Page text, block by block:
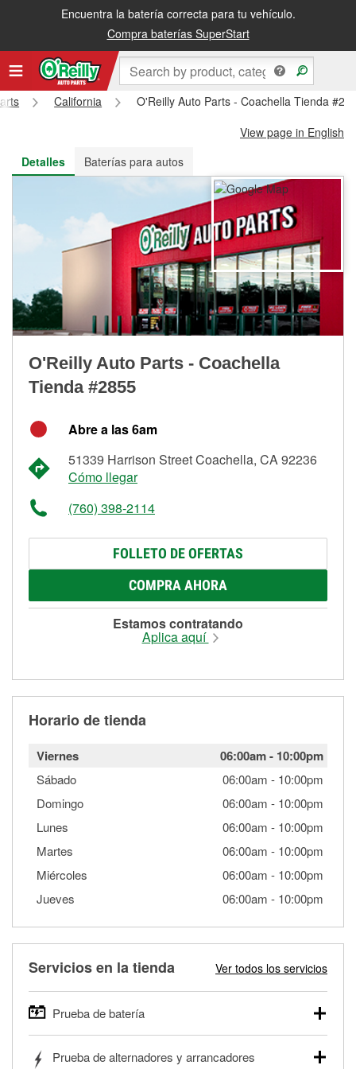
Encuentra la batería correcta para tu vehículo.
Compra baterías SuperStart
Recibe tu orden gratis al día siguiente o recógela en la tienda
California
O'Reilly Auto Parts - Coachella Tienda
View page in English
Detalles
Baterías para autos
O'Reilly Auto Parts - Coachella
Tienda #2855
Abre a las 6am
51339 Harrison Street Coachella, CA 92236
Cómo llegar
(760) 398-2114
FOLLETO DE OFERTAS
COMPRA AHORA
Estamos contratando
Aplica aquí
Horario de tienda
Viernes 06:00am- 10:00pm
Sábado 06:00am - 10:00pm
Domingo
06:00am - 10:00pm
Lunes
06:00am - 10:00pm
Martes
06:00am - 10:00pm
Miércoles
06:00am - 10:00pm
Jueves
06:00am - 10:00pm
Servicios en la tienda Ver todos los servicios
Prueba de batería
autos, camionetas, SUVs, vehículos comerciales y
Prueba de alternadores y arrancadores